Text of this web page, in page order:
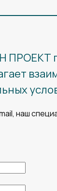
ПРОЕКТ
наш